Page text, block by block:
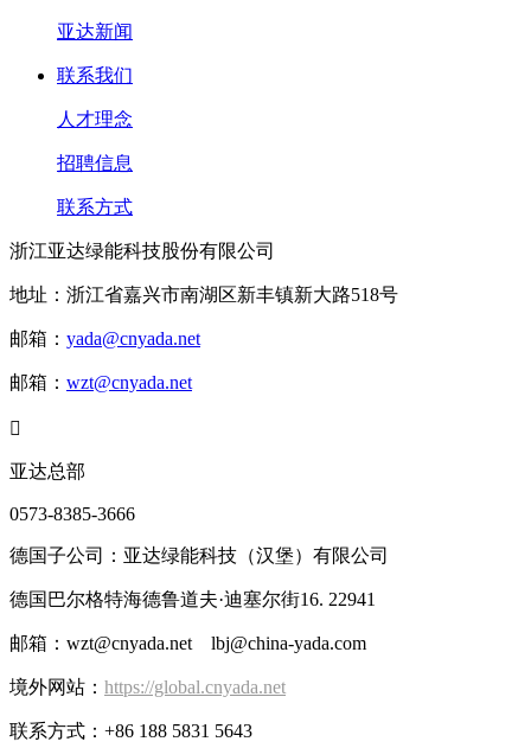
亚达新闻
联系我们
人才理念
招聘信息
联系方式
浙江亚达绿能科技股份有限公司
地址：浙江省嘉兴市南湖区新丰镇新大路518号
邮箱： yada@cnyada.net
邮箱： wzt@cnyada.net

亚达总部
0573-8385-3666
德国子公司：亚达绿能科技（汉堡）有限公司
德国巴尔格特海德鲁道夫·迪塞尔街16. 22941
邮箱：wzt@cnyada.net lbj@china-yada.com
境外网站： https://global.cnyada.net
联系方式：+86 188 5831 5643